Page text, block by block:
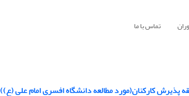
تماس با ما
پذیرش کارکنان(مورد مطالعه دانشگاه افسری امام علی (ع))